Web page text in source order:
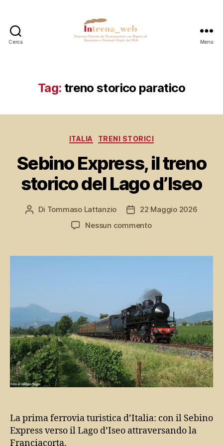
Cerca Menu
Tag: treno storico paratico
Categorie
ITALIA TRENI STORICI
Sebino Express, il treno
storico del Lago d’Iseo
Autore
Di Tommaso Lattanzio
Data
dell'articolo
22 Maggio 2026
Nessun commentosu
il
del
Lago
d’Iseo
La prima ferrovia turistica d’Italia: con il Sebino
Express verso il Lago d’Iseo attraversando la
Franciacorta.